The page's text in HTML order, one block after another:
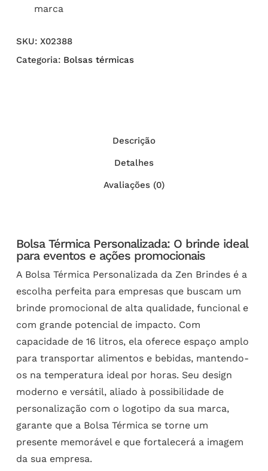
marca
SKU: X02388
Categoria: Bolsas térmicas
Descrição
Detalhes
Avaliações (0)
Bolsa Térmica Personalizada: O brinde ideal
para eventos e ações promocionais
A Bolsa Térmica Personalizada da Zen Brindes é a
escolha perfeita para empresas que buscam um
brinde promocional de alta qualidade, funcional e
com grande potencial de impacto. Com
capacidade de 16 litros, ela oferece espaço amplo
para transportar alimentos e bebidas, mantendo-
os na temperatura ideal por horas. Seu design
moderno e versátil, aliado à possibilidade de
personalização com o logotipo da sua marca,
garante que a Bolsa Térmica se torne um
presente memorável e que fortalecerá a imagem
da sua empresa.